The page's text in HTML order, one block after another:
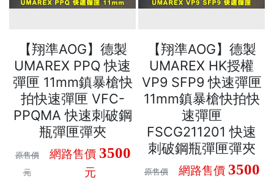
【翔準AOG】德製
UMAREX PPQ 快速
彈匣 11mm鎮暴槍快
拍快速彈匣 VFC-
PPQMA 快速刺破鋼
瓶彈匣彈夾
原售價
元
網路售價 3500
元
【翔準AOG】德製
UMAREX HK授權
VP9 SFP9 快速彈匣
11mm鎮暴槍快拍快
速彈匣
FSCG211201 快速
刺破鋼瓶彈匣彈夾
原售價
網路售價 3500